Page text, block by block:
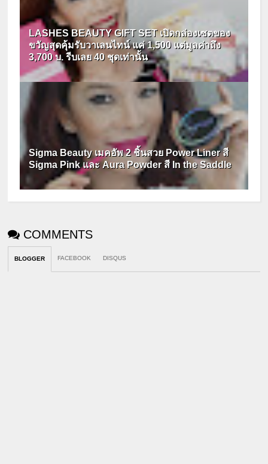
LASHES BEAUTY GIFT SET เปิดกล่องเซตของ
ขวัญสุดคุ้มรับวาเลนไทน์ แค่ 1,500 แต่มูลค่าถึง
3,700 บ. รีบเลย 40 ชุดเท่านั้น
Sigma Beauty เมคอัพ 2 ชิ้นสวย Power Liner สี
Sigma Pink และ Aura Powder สี In the Saddle
COMMENTS
BLOGGER FACEBOOK DISQUS